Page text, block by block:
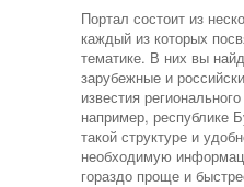
Портал состоит из
каждый из которых
тематике. В них вы
зарубежные и
известия
например, республике
такой структуре и
необходимую
гораздо проще и